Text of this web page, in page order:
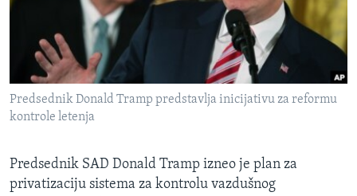
INTERVJU
Predsednik Donald Tramp predstavlja inicijativu za reformu
kontrole letenja
Predsednik SAD Donald Tramp izneo je plan za
privatizaciju sistema za kontrolu vazdušnog